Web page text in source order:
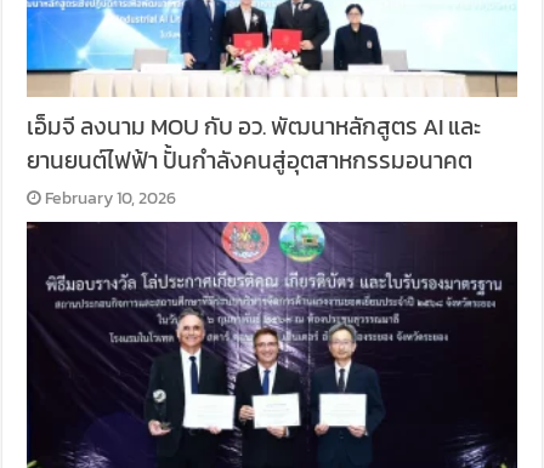
เอ็มจี ลงนาม MOU กับ อว. พัฒนาหลักสูตร AI และ
ยานยนต์ไฟฟ้า ปั้นกำลังคนสู่อุตสาหกรรมอนาคต
February 10, 2026